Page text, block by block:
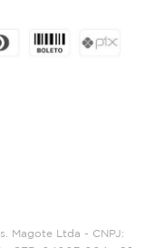
Magote Ltda - CNPJ: